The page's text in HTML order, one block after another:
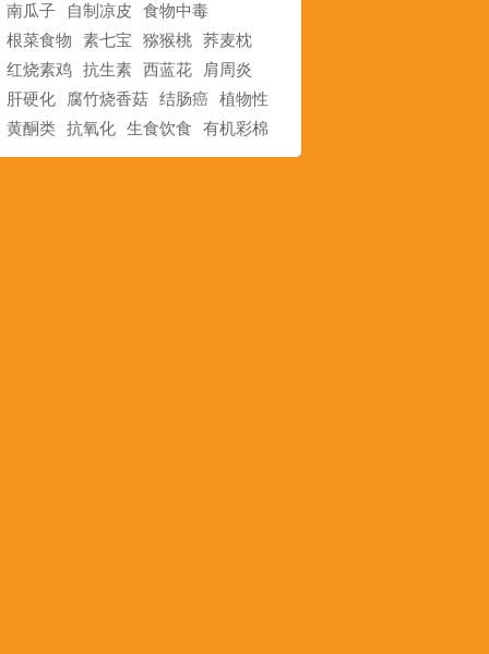
南瓜子
自制凉皮
食物中毒
根菜食物
素七宝 猕猴桃 荞麦枕
红烧素鸡 抗生素 西蓝花
肩周炎
肝硬化
腐竹烧香菇 结肠癌 植物性
黄酮类 抗氧化 生食饮食 有机彩棉